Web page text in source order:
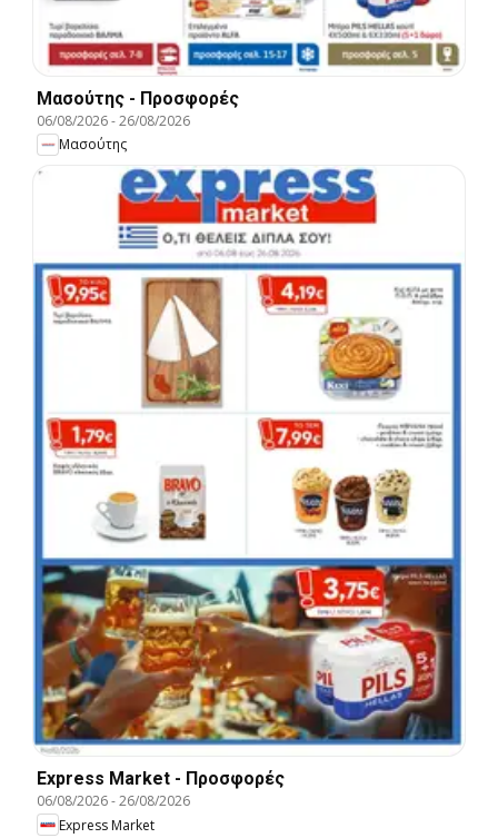
Μασούτης - Προσφορές
06/08/2026-26/08/2026
Μασούτης
Express Market - Προσφορές
06/08/2026-26/08/2026
Express Market